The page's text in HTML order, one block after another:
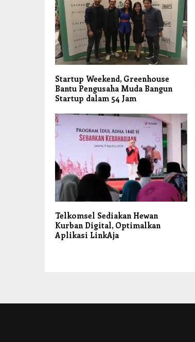
Startup Weekend, Greenhouse
Bantu Pengusaha Muda Bangun
Startup dalam 54 Jam
Telkomsel Sediakan Hewan
Kurban Digital, Optimalkan
Aplikasi LinkAja